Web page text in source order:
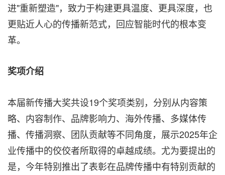
进"重新塑造"，致力于构建更具温度、更具深度，也
更贴近人心的传播新范式，回应智能时代的根本变
革。
奖项介绍
‌本届新传播大奖共设19个奖项类别，分别从内容策
略、内容制作、品牌影响力、海外传播、多媒体传
播、传播洞察、团队贡献等不同角度，展示2025年企
业传播中的佼佼者所取得的卓越成绩。尤为要提出的
是，今年特别推出了表彰在品牌传播中有特别贡献的